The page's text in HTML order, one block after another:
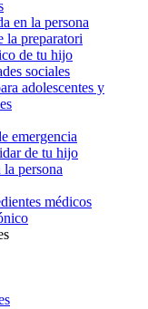
en la persona
la preparatori
de tu hijo
sociales
adolescentes y
emergencia
de tu hijo
persona
médicos